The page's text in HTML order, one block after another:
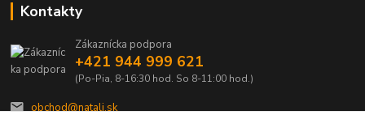
Kontakty
Zákaznícka podpora
+421 944 999 621
(Po-Pia, 8-16:30 hod. So 8-11:00 hod.)
obchod@natali.sk